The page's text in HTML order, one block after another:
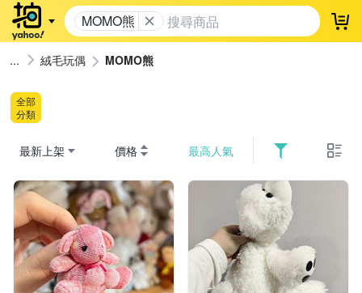
MOMO熊 登
絨毛玩偶 MOMO熊
全部
分類
最新上架 價格 最高人氣